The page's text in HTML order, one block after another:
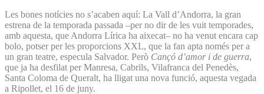
Les bones notícies no s’acaben aquí: La Vall d’Andorra, la gran
estrena de la temporada passada –per no dir de les vuit temporades,
amb aquesta, que Andorra Lírica ha aixecat– no ha venut encara cap
bolo, potser per les proporcions XXL, que la fan apta només per a
un gran teatre, especula Salvador. Però Cançó d’amor i de guerra,
que ja ha desfilat per Manresa, Cabrils, Vilafranca del Penedès,
Santa Coloma de Queralt, ha lligat una nova funció, aquesta vegada
a Ripollet, el 16 de juny.